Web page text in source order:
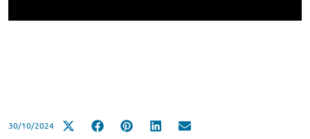
30/10/2024